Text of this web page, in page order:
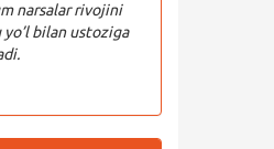
narsalar rivojini
yo’l bilan ustoziga